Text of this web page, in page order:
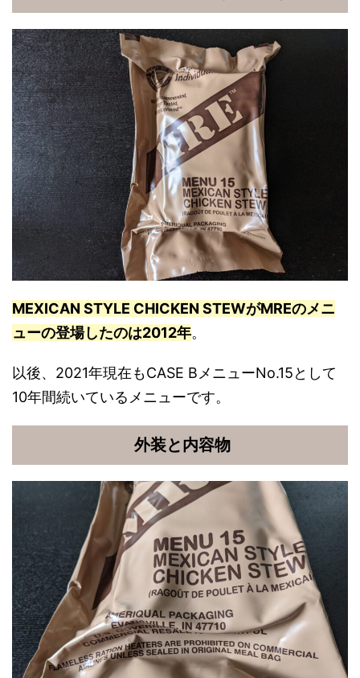
MEXICAN STYLE CHICKEN STEWがMREのメニ
ューの登場したのは2012年。
以後、2021年現在もCASE BメニューNo.15として
10年間続いているメニューです。
外装と内容物